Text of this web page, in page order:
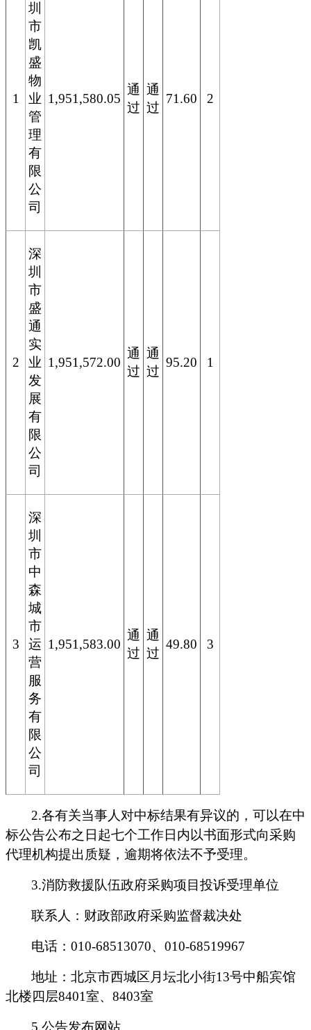
1
圳
市
凯
盛
物
业
管
理
有
限
公
司
1,951,580.05
通
过
通
过
71.60 2
2
深
圳
市
盛
通
实
业
发
展
有
限
公
司
1,951,572.00
通
过
通
过
95.20 1
3
深
圳
市
中
森
城
市
运
营
服
务
有
限
公
司
1,951,583.00
通
过
通
过
49.80 3
2.各有关当事人对中标结果有异议的，可以在中
标公告公布之日起七个工作日内以书面形式向采购
代理机构提出质疑，逾期将依法不予受理。
3.消防救援队伍政府采购项目投诉受理单位
联系人：财政部政府采购监督裁决处
电话：010-68513070、010-68519967
地址：北京市西城区月坛北小街13号中船宾馆
北楼四层8401室、8403室
5.公告发布网站